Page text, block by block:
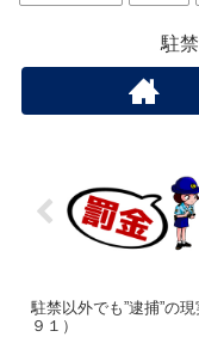
駐
駐禁以外でも”逮捕”の
９１）